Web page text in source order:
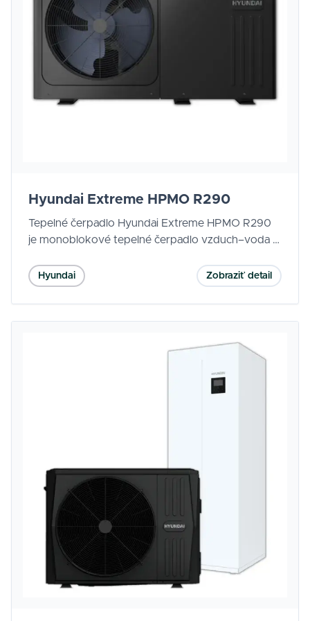
Hyundai Extreme HPMO R290
Tepelné čerpadlo Hyundai Extreme HPMO R290
je monoblokové tepelné čerpadlo vzduch–voda s
R290, vhodné pre rodinné domy aj menšie
komerčné objekty. Ponúka úsporné vykurovanie,
chladenie a prípravu teplej vody, maximálnu
výstupnú teplotu vody až okolo 75 °C a spoľahlivú
prevádzku až do –25 °C, pričom vďaka konštrukcii
monoblok nevyžaduje zásah do chladivového
Hyundai Zobraziť detail